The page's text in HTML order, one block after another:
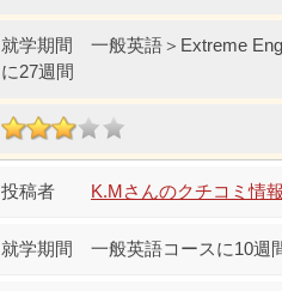
一般英語＞Extreme
に27週間
K.Mさんのクチコミ情報
一般英語コースに10週